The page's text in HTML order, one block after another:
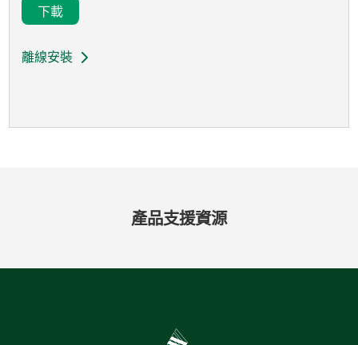
下載
離線安裝
產品支援資源